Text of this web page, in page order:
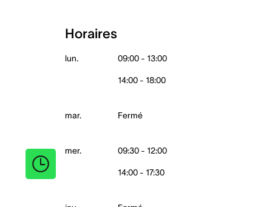
Horaires
lun. 09:00 - 13:00
14:00 - 18:00
mar. Fermé
mer. 09:30 - 12:00
14:00 - 17:30